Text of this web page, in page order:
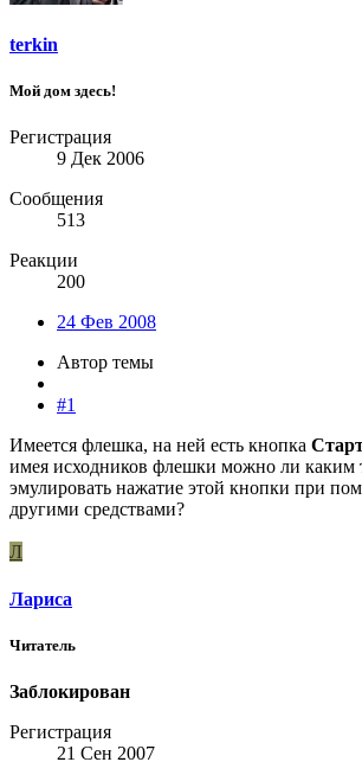
terkin
Мой дом здесь!
Регистрация
9 Дек 2006
Сообщения
513
Реакции
200
24 Фев 2008
Автор темы
#1
Имеется флешка, на ней есть кнопка
имея исходников флешки можно ли каким
эмулировать нажатие этой кнопки при
другими средствами?
Л
Лариса
Читатель
Заблокирован
Регистрация
21 Сен 2007